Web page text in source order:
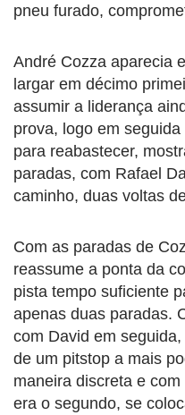
pneu furado,
André Cozza aparecia
largar em décimo
assumir a liderança
prova, logo em
para reabastecer,
paradas, com Rafael
caminho, duas voltas
Com as paradas de
reassume a ponta da
pista tempo suficiente
apenas duas paradas.
com David em
de um pitstop a mais
maneira discreta e
era o segundo, se